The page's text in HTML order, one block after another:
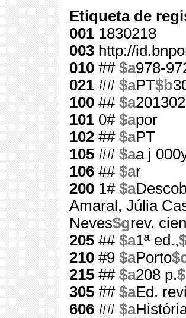
Etiqueta de
001 1830218
003 http://
010 ## $a978-
021 ## $aPT$b
100 ## $a
101 0# $apor
102 ## $aPT
105 ## $aa j
106 ## $ar
200 1# $a
Amaral, Júlia
Neves$grev.
205 ## $a1ª ed.,
210 #9 $aPorto
215 ## $a208 p.
305 ## $aEd.
606 ## $a